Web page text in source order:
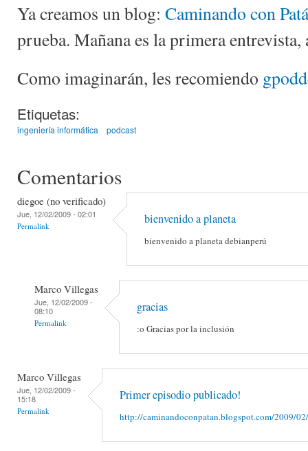
Ya creamos un blog: Caminando con
prueba. Mañana es la primera entrevista,
Como imaginarán, les recomiendo
Etiquetas:
ingeniería informática podcast
Comentarios
diegoe (no verificado)
Jue, 12/02/2009 - 02:01
Permalink bienvenido a planeta
bienvenido a planeta debianperú
Marco Villegas
Jue, 12/02/2009 -
08:10
Permalink
gracias
:o Gracias por la inclusión
Marco Villegas
Jue, 12/02/2009 -
15:18
Permalink
Primer episodio publicado!
http://caminandoconpatan.blogspot.com/2009/